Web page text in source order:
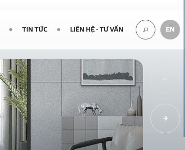
TIN TỨC LIÊN HỆ - TƯ VẤN EN